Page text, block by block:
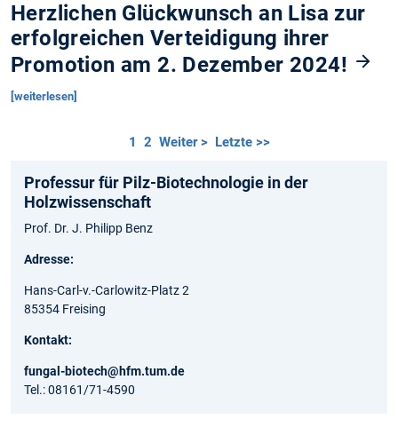
Herzlichen Glückwunsch an Lisa zur
erfolgreichen Verteidigung ihrer
Promotion am 2. Dezember 2024!
[weiterlesen]
1 2 Weiter > Letzte >>
Professur für Pilz-Biotechnologie in der
Holzwissenschaft
Prof. Dr. J. Philipp Benz
Adresse:
Hans-Carl-v.-Carlowitz-Platz 2
85354 Freising
Kontakt:
fungal-biotech@hfm.tum.de
Tel.: 08161/71-4590